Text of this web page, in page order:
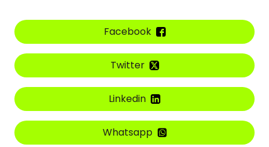
Facebook
Twitter
Linkedin
Whatsapp